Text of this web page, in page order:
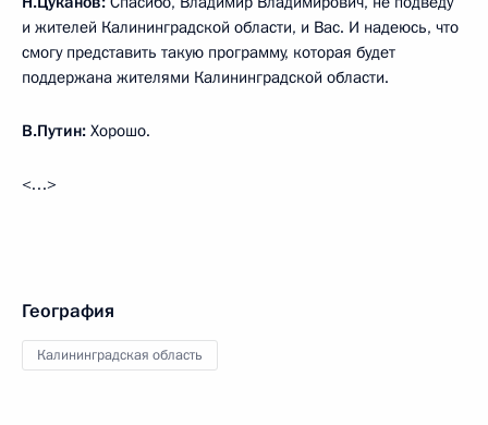
и жителей Калининградской области, и Вас. И надеюсь, что
смогу представить такую программу, которая будет
поддержана жителями Калининградской области.
В.Путин: Хорошо.
<…>
География
Калининградская область